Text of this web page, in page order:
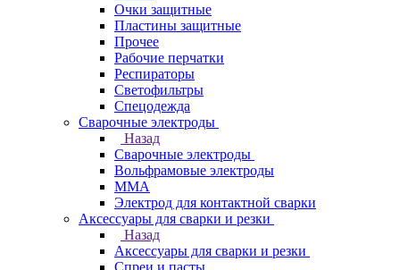
Очки защитные
Пластины защитные
Прочее
Рабочие перчатки
Респираторы
Светофильтры
Спецодежда
Сварочные электроды
Назад
Сварочные электроды
Вольфрамовые электроды
ММА
Электрод для контактной сварки
Аксессуары для сварки и резки
Назад
Аксессуары для сварки и резки
Спреи и пасты